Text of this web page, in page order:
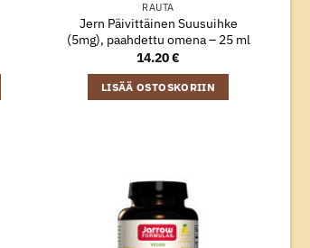
RAUTA
Jern Päivittäinen Suusuihke
(5mg), paahdettu omena – 25 ml
14.20€
LISÄÄ OSTOSKORIIN